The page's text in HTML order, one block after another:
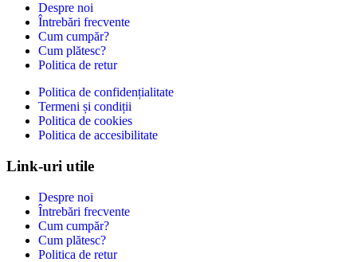
Despre noi
Întrebări frecvente
Cum cumpăr?
Cum plătesc?
Politica de retur
Politica de confidențialitate
Termeni și condiții
Politica de cookies
Politica de accesibilitate
Link-uri utile
Despre noi
Întrebări frecvente
Cum cumpăr?
Cum plătesc?
Politica de retur